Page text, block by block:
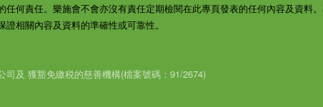
任何責任。樂施會不會亦沒有責任定期檢閱在此專頁發表的任何內容及資料
相關內容及資料的準確性或可靠性。
司及 獲豁免繳税的慈善機構(檔案號碼：91/2674)